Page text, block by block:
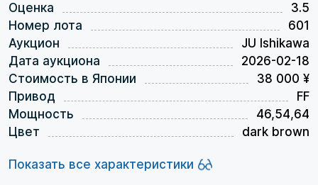
Оценка
3.5
Номер лота
601
Аукцион
JU Ishikawa
Дата аукциона
2026-02-18
Стоимость в Японии
38 000 ¥
Привод
FF
Мощность
46,54,64
Цвет
dark brown
Показать все характеристики